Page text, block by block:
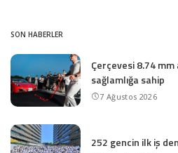
SON HABERLER
Çerçevesi 8.74
sağlamlığa sahip
7 Ağustos 2026
252 gencin ilk iş